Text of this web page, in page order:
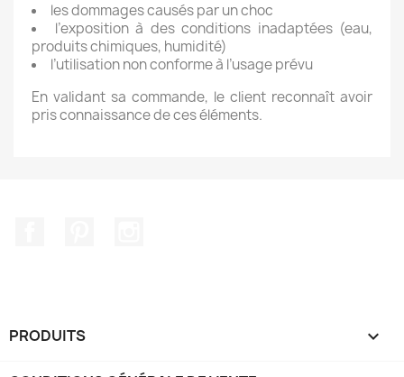
les dommages causés par un choc
l’exposition à des conditions inadaptées (eau,
produits chimiques, humidité)
l’utilisation non conforme à l’usage prévu
En validant sa commande, le client reconnaît avoir
pris connaissance de ces éléments.
PRODUITS 